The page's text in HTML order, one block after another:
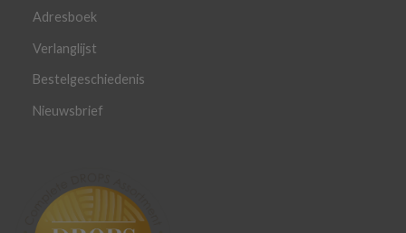
Adresboek
Verlanglijst
Bestelgeschiedenis
Nieuwsbrief